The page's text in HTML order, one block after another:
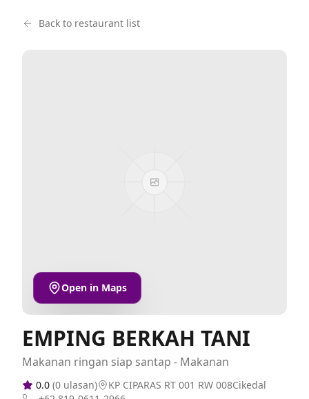
Back to restaurant list
Open in Maps
EMPING BERKAH TANI
Makanan ringan siap santap - Makanan
0.0 (0 ulasan)
KP CIPARAS RT 001 RW 008Cikedal